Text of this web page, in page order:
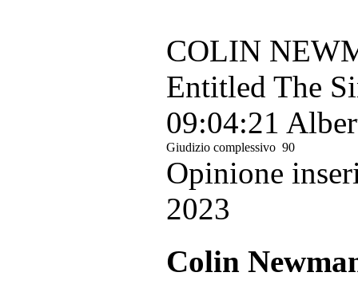
COLIN
Entitled The
09:04:21
Giudizio complessivo 90
Opinione
2023
Colin